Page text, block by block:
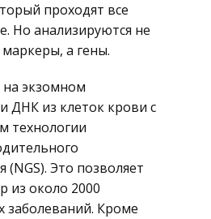
проходят все
Но анализируются не
а гены.
экзомном
ДНК из клеток крови с
технологии
(NGS). Это позволяет
из около 2000
заболеваний. Кроме